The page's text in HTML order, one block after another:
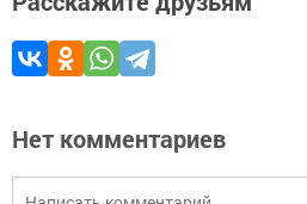
Нет комментариев